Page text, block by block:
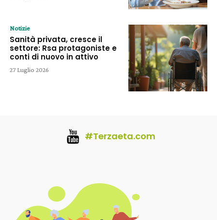
Notizie
Sanità privata, cresce il
settore: Rsa protagoniste e
conti di nuovo in attivo
27 Luglio 2026
#Terzaeta.com